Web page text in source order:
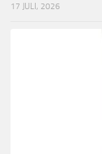
17 JULI, 2026